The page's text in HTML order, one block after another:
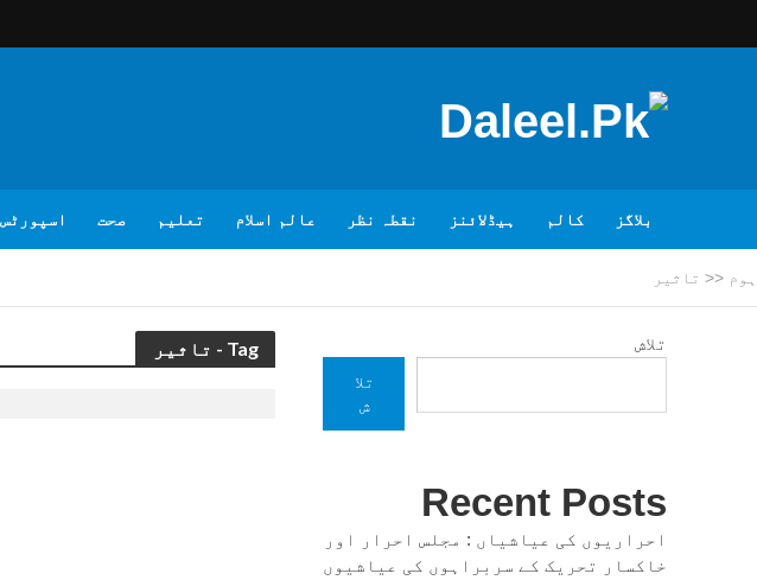
بلاگز کالم ہیڈلائنز نقطہ نظر عالم اسلام تعلیم صحت اسپورٹس
ہوم << تاثیر
Tag - تاثیر تلاش
تلا
ش
Recent Posts
احراریوں کی عیاشیاں : مجلس احرار اور
خاکسار تحریک کے سربراہوں کی عیاشیوں